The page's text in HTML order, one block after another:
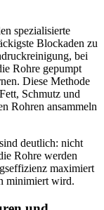
spezialisierte
Blockaden zu
bei
Rohre gepumpt
Diese Methode
Schmutz und
Rohren ansammeln
deutlich: nicht
Rohre werden
maximiert
minimiert wird.